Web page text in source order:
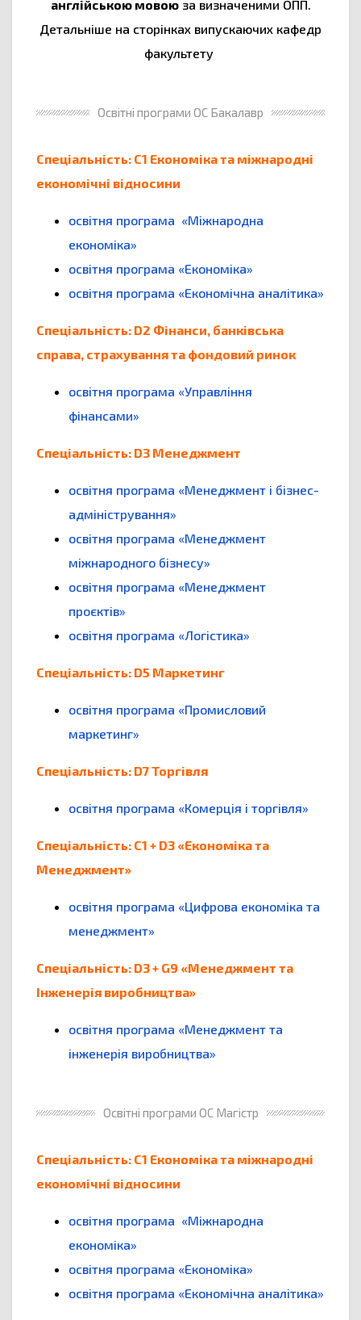
англійською мовоюза визначеними ОПП.
Детальніше на сторінках випускаючих кафедр
факультету
Освітні програми ОС Бакалавр
Спеціальність: С1 Економіка та міжнародні
економічні відносини
освітня програма «Міжнародна
економіка»
освітня програма «Економіка»
освітня програма «Економічна аналітика»
Спеціальність: D2 Фінанси, банківська
справа, страхування та фондовий ринок
освітня програма «Управління
фінансами»
Спеціальність: D3 Менеджмент
освітня програма «Менеджмент і бізнес-
адміністрування»
освітня програма «Менеджмент
міжнародного бізнесу»
освітня програма «Менеджмент
проєктів»
освітня програма «Логістика»
Спеціальність: D5 Маркетинг
освітня програма «Промисловий
маркетинг»
Спеціальність: D7 Торгівля
освітня програма «Комерція і торгівля»
Спеціальність: С1 + D3 «Економіка та
Менеджмент»
освітня програма «Цифрова економіка та
менеджмент»
Спеціальність: D3 + G9 «Менеджмент та
Інженерія виробництва»
освітня програма «Менеджмент та
інженерія виробництва»
Освітні програми ОС Магістр
Спеціальність: С1 Економіка та міжнародні
економічні відносини
освітня програма «Міжнародна
економіка»
освітня програма «Економіка»
освітня програма «Економічна аналітика»